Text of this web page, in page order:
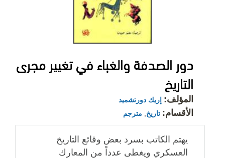
دور الصدفة والغباء في تغيير مجرى
التاريخ
المؤلف: إريك دورتشميد
الأقسام: تاريخ مترجم
يهتم الكاتب بسرد بعض وقائع التاريخ
العسكري ويغطى عدداً من المعارك